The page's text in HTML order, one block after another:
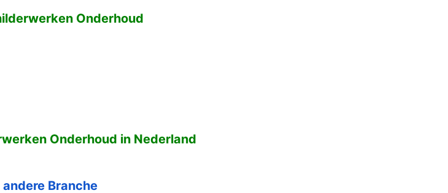
Onderhoud
Onderhoud in Nederland
andere Branche